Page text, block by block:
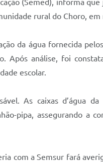
(Semed), informa
rural do Choro,
da água fornecida
Após análise, foi
escolar.
As caixas d’água
pipa, assegurando a
com a Semsur fará